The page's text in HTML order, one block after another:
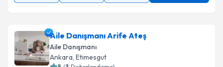
Aile Danışmanı Arife Ateş
Aile Danışmanı
Ankara, Etimesgut